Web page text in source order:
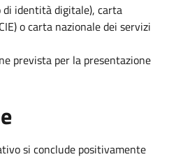
di identità digitale), carta
o carta nazionale dei servizi
prevista per la presentazione
si conclude positivamente